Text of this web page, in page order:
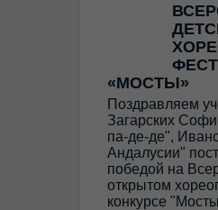
«МОСТЫ»
Поздравляем
Загарских
па-де-де",
Андалусии"
победой на
открытом
конкурсе